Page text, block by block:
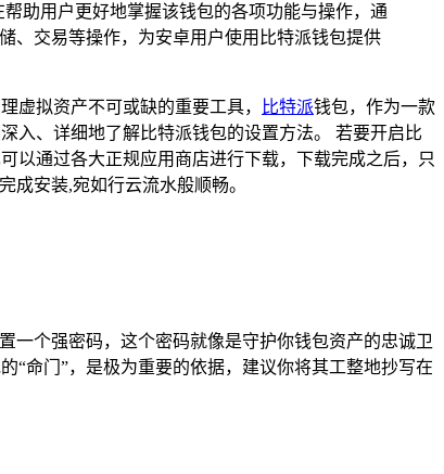
助用户更好地掌握该钱包的各项功能与操作，通
、交易等操作，为安卓用户使用比特派钱包提供
虚拟资产不可或缺的重要工具， 比特派钱包，作为一款
入、详细地了解比特派钱包的设置方法。 若要开启比
以通过各大正规应用商店进行下载，下载完成之后，只
成安装,宛如行云流水般顺畅。
一个强密码，这个密码就像是守护你钱包资产的忠诚卫
“命门”，是极为重要的依据，建议你将其工整地抄写在